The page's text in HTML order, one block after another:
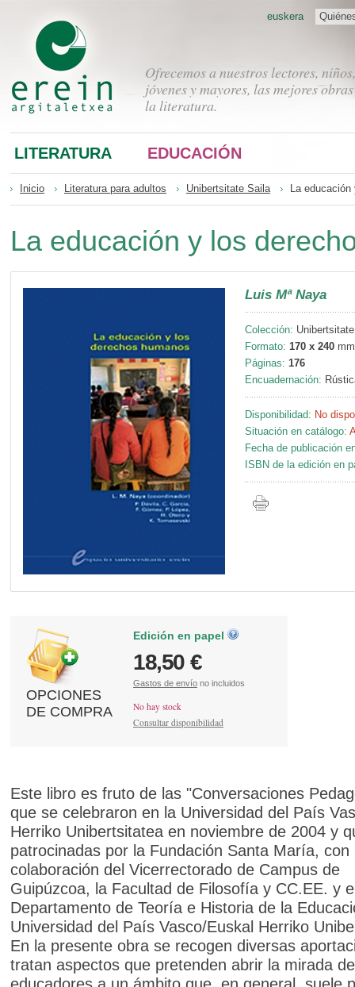
Ofrecemos a nuestros lectores, niños,
jóvenes y mayores, las mejores
la literatura.
euskera
LITERATURA EDUCACIÓN
Inicio Literatura para adultos Unibertsitate Saila La
La educación y los
Luis Mª Naya
Colección:
Formato: 170 x 240 mm
Páginas: 176
Encuadernación:
Disponibilidad: No
Situación en catálogo:
Fecha de publicación
ISBN de la edición en
OPCIONES
DE COMPRA
Edición en papel
18,50 €
Gastos de envío no incluidos
No hay stock
Consultar disponibilidad
Este libro es fruto de las "Conversaciones
que se celebraron en la Universidad del País
Herriko Unibertsitatea en noviembre de 2004 y
patrocinadas por la Fundación Santa María, con
colaboración del Vicerrectorado de Campus de
Guipúzcoa, la Facultad de Filosofía y CC.EE. y
Departamento de Teoría e Historia de la
Universidad del País Vasco/Euskal Herriko
En la presente obra se recogen diversas
tratan aspectos que pretenden abrir la mirada